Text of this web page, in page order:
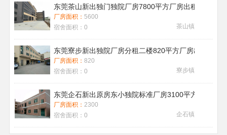
东莞茶山新出独门独院厂房7800平方厂房出租带喷淋
厂房面积： 5600
宿舍面积： 0 茶山镇
东莞寮步新出独院厂房分租二楼820平方厂房出租
厂房面积： 820
宿舍面积： 0 寮步镇
东莞企石新出原房东小独院标准厂房3100平方厂房出租
厂房面积： 2300
宿舍面积： 0 企石镇